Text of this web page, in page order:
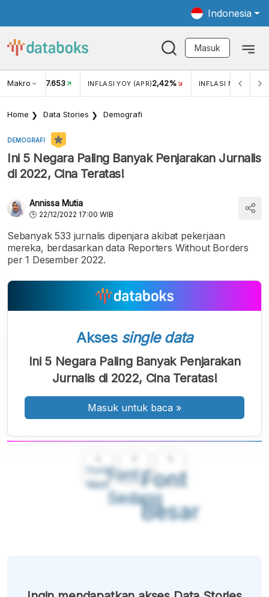
Indonesia
Masuk
Makro
USD/IDR 17.653 INFLASI YOY (APR)2,42% INFLASI MOM (APR)
Home Data Stories Demografi
DEMOGRAFI
Ini 5 Negara Paling Banyak Penjarakan Jurnalis
di 2022, Cina Teratas!
Annissa Mutia
22/12/2022 17:00 WIB
Sebanyak 533 jurnalis dipenjara akibat pekerjaan
mereka, berdasarkan data Reporters Without Borders
per 1 Desember 2022.
Font
Kecil
Font
Sedang
Font
Besar
Akses single data
Ini 5 Negara Paling Banyak Penjarakan
Jurnalis di 2022, Cina Teratas!
Masuk untuk baca »